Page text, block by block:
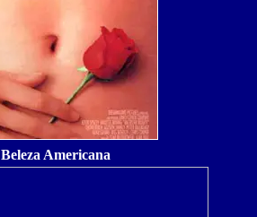
Beleza Americana